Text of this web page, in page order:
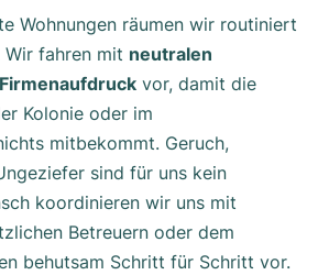
Wohnungen räumen wir routiniert
Wir fahren mit neutralen
vor, damit die
Kolonie oder im
mitbekommt. Geruch,
sind für uns kein
koordinieren wir uns mit
Betreuern oder dem
behutsam Schritt für Schritt vor.